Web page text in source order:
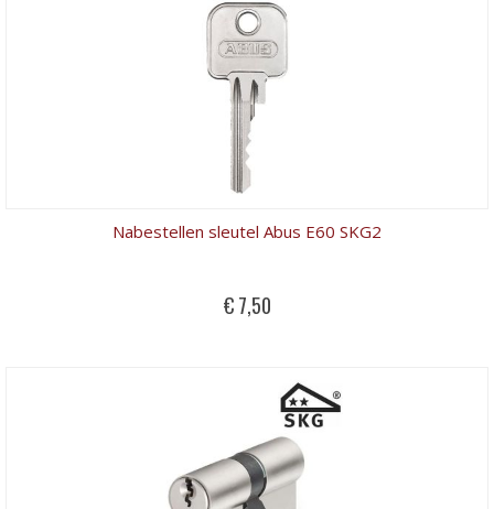
Nabestellen sleutel Abus E60 SKG2
€ 7,50